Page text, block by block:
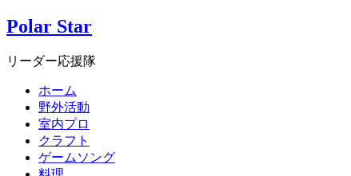
Polar Star
リーダー応援隊
ホーム
野外活動
室内プロ
クラフト
ゲームソング